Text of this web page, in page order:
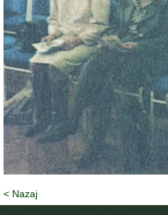
< Nazaj